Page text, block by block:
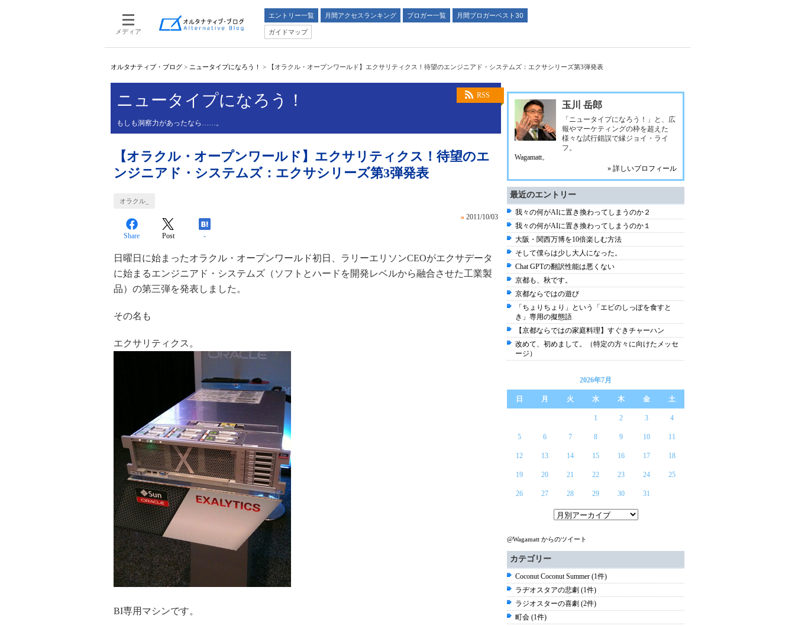
メディア
エントリー一覧 月間アクセスランキング ブロガー一覧
月間ブロガーベスト30
ガイドマップ
オルタナティブ・ブログ > ニュータイプになろう！ > 【オラクル・オープンワールド】エクサリティクス！待望のエンジニアド・システムズ：エクサシリーズ第3弾発表
RSS
ニュータイプになろう！
もしも洞察力があったなら……。
【オラクル・オープンワールド】エクサリティクス！待望のエ
ンジニアド・システムズ：エクサシリーズ第3弾発表
オラクル_
» 2011/10/03
Share Post -
日曜日に始まったオラクル・オープンワールド初日、ラリーエリソンCEOがエクサデータ
に始まるエンジニアド・システムズ（ソフトとハードを開発レベルから融合させた工業製
品）の第三弾を発表しました。
その名も
エクサリティクス。
BI専用マシンです。
玉川 岳郎
「ニュータイプになろう！」と、広
報やマーケティングの枠を超えた
様々な試行錯誤で縁ジョイ・ライ
フ。
Wagamatt。
» 詳しいプロフィール
最近のエントリー
我々の何がAIに置き換わってしまうのか２
我々の何がAIに置き換わってしまうのか１
大阪・関西万博を10倍楽しむ方法
そして僕らは少し大人になった。
Chat GPTの翻訳性能は悪くない
京都も、秋です。
京都ならではの遊び
「ちょりちょり」という「エビのしっぽを食すと
き」専用の擬態語
【京都ならではの家庭料理】すぐきチャーハン
改めて、初めまして。（特定の方々に向けたメッセ
ージ）
2026年7月
日 月 火 水 木 金 土
1 2 3 4
5 6 7 8 9 10 11
12 13 14 15 16 17 18
19 20 21 22 23 24 25
26 27 28 29 30 31
@Wagamatt からのツイート
カテゴリー
Coconut Coconut Summer (1件)
ラヂオスタアの悲劇 (1件)
ラジオスターの喜劇 (2件)
町会 (1件)